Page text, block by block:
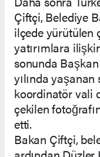
Çiftçi, Belediye
ilçede yürütülen
yatırımlara
sonunda
yılında yaşanan
koordinatör vali
çekilen
etti.
Bakan Çiftçi,